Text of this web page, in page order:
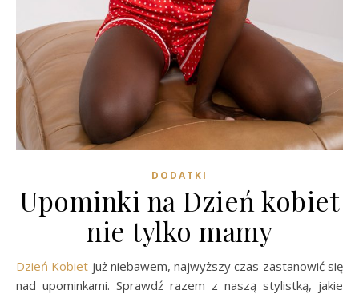
DODATKI
Upominki na Dzień kobiet
nie tylko mamy
Dzień Kobiet już niebawem, najwyższy czas zastanowić się
nad upominkami. Sprawdź razem z naszą stylistką, jakie